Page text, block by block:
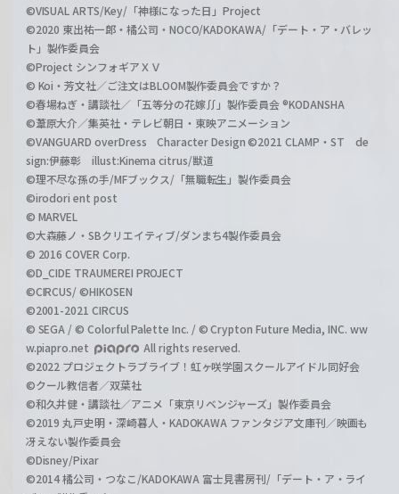
©VISUAL ARTS/Key/「神様になった日」Project
©2020 東出祐一郎・橘公司・NOCO/KADOKAWA/「デート・ア・バレッ
ト」製作委員会
©Project シンフォギアＸＶ
© Koi・芳文社／ご注文はBLOOM製作委員会ですか？
©春場ねぎ・講談社／「五等分の花嫁∬」製作委員会 ®KODANSHA
©葦原大介／集英社・テレビ朝日・東映アニメーション
©VANGUARD overDress Character Design ©2021 CLAMP・ST de
sign:伊藤彰 illust:Kinema citrus/獣道
©理不尽な孫の手/MFブックス/「無職転生」製作委員会
©irodori ent post
© MARVEL
©大森藤ノ・SBクリエイティブ/ダンまち4製作委員会
© 2016 COVER Corp.
©D_CIDE TRAUMEREI PROJECT
©CIRCUS/ ©HIKOSEN
©2001-2021 CIRCUS
© SEGA / © Colorful Palette Inc. / © Crypton Future Media, INC. ww
w.piapro.net
All rights reserved.
©2022 プロジェクトラブライブ！虹ヶ咲学園スクールアイドル同好会
©クール教信者／双葉社
©和久井健・講談社／アニメ「東京リベンジャーズ」製作委員会
©2019 丸戸史明・深崎暮人・KADOKAWA ファンタジア文庫刊／映画も
冴えない製作委員会
©Disney/Pixar
©2014 橘公司・つなこ/KADOKAWA 富士見書房刊/「デート・ア・ライ